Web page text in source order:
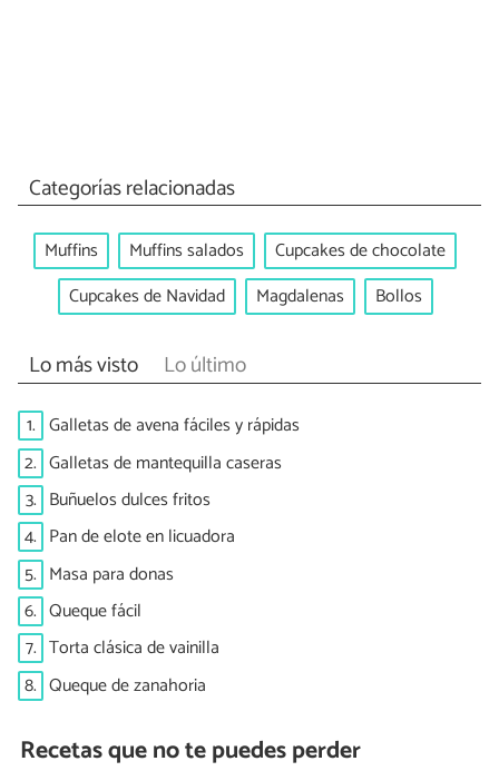
Categorías relacionadas
Muffins Muffins salados
Cupcakes de chocolate
Cupcakes de Navidad
Magdalenas Bollos
Lo más visto Lo último
1. Galletas de avena fáciles y rápidas
2. Galletas de mantequilla caseras
3. Buñuelos dulces fritos
4. Pan de elote en licuadora
5. Masa para donas
6. Queque fácil
7. Torta clásica de vainilla
8. Queque de zanahoria
Recetas que no te puedes perder